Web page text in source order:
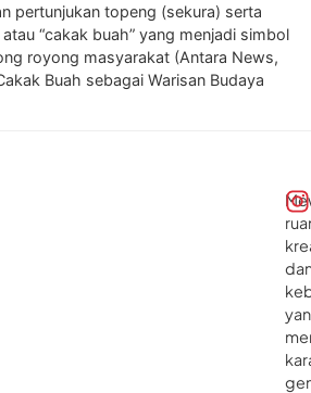
pertunjukan topeng (sekura) serta
“cakak buah” yang menjadi simbol
royong masyarakat (Antara News,
Buah sebagai Warisan Budaya